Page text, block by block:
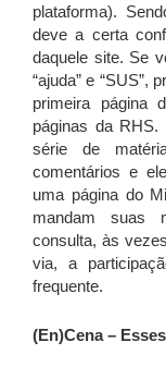
plataforma).
deve a certa
daquele site. Se
“ajuda” e “SUS”,
primeira página
páginas da
série de
comentários e
uma página do
mandam suas
consulta, às
via, a
frequente.
(En)Cena –